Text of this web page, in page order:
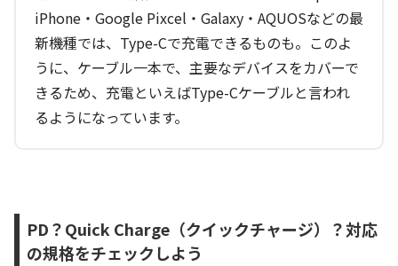
iPhone・Google Pixcel・Galaxy・AQUOSなどの最
新機種では、Type-Cで充電できるものも。このよ
うに、ケーブル一本で、主要なデバイスをカバーで
きるため、充電といえばType-Cケーブルと言われ
るようになっています。
PD？Quick Charge（クイックチャージ）？対応
の規格をチェックしよう